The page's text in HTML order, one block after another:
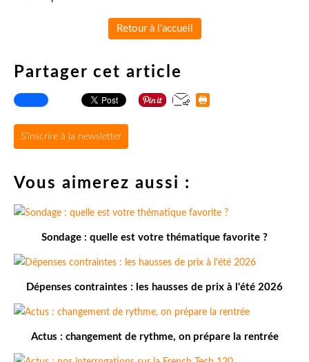
Retour à l'accueil
Partager cet article
S'inscrire à la newsletter
Vous aimerez aussi :
Sondage : quelle est votre thématique favorite ?
Dépenses contraintes : les hausses de prix à l'été 2026
Actus : changement de rythme, on prépare la rentrée